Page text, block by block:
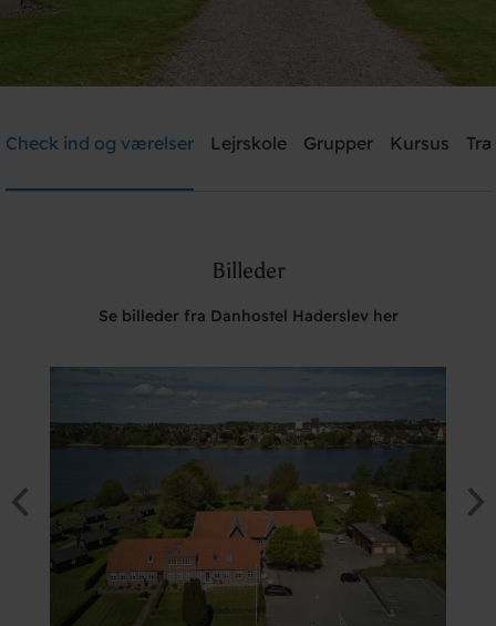
Brug for hjælp? Ring+45 7452 1347
Check ind og værelser Lejrskole Grupper Kursus
Billeder
Se billeder fra Danhostel Haderslev her